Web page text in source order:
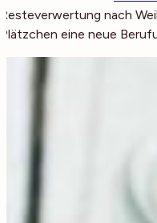
Resteverwertung nach
Plätzchen eine neue